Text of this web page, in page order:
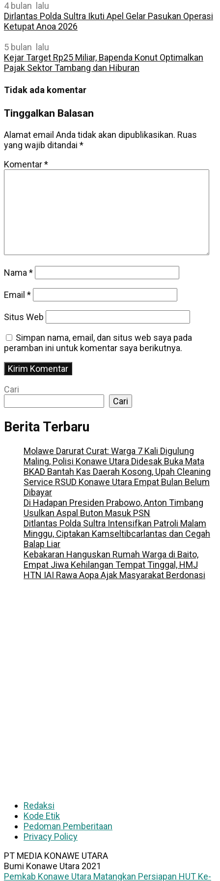
4 bulan lalu
Dirlantas Polda Sultra Ikuti Apel Gelar Pasukan Operasi
Ketupat Anoa 2026
5 bulan lalu
Kejar Target Rp25 Miliar, Bapenda Konut Optimalkan
Pajak Sektor Tambang dan Hiburan
Tidak ada komentar
Tinggalkan Balasan
Alamat email Anda tidak akan dipublikasikan. Ruas
yang wajib ditandai *
Komentar*
Nama*
Email *
Situs Web
Simpan nama, email, dan situs web saya pada
peramban ini untuk komentar saya berikutnya.
Cari
Cari
Berita Terbaru
Molawe Darurat Curat: Warga 7 Kali Digulung
Maling, Polisi Konawe Utara Didesak Buka Mata
BKAD Bantah Kas Daerah Kosong, Upah Cleaning
Service RSUD Konawe Utara Empat Bulan Belum
Dibayar
Di Hadapan Presiden Prabowo, Anton Timbang
Usulkan Aspal Buton Masuk PSN
Ditlantas Polda Sultra Intensifkan Patroli Malam
Minggu, Ciptakan Kamseltibcarlantas dan Cegah
Balap Liar
Kebakaran Hanguskan Rumah Warga di Baito,
Empat Jiwa Kehilangan Tempat Tinggal, HMJ
HTN IAI Rawa Aopa Ajak Masyarakat Berdonasi
Redaksi
Kode Etik
Pedoman Pemberitaan
Privacy Policy
PT MEDIA KONAWE UTARA
Bumi Konawe Utara 2021
Pemkab Konawe Utara Matangkan Persiapan HUT Ke-